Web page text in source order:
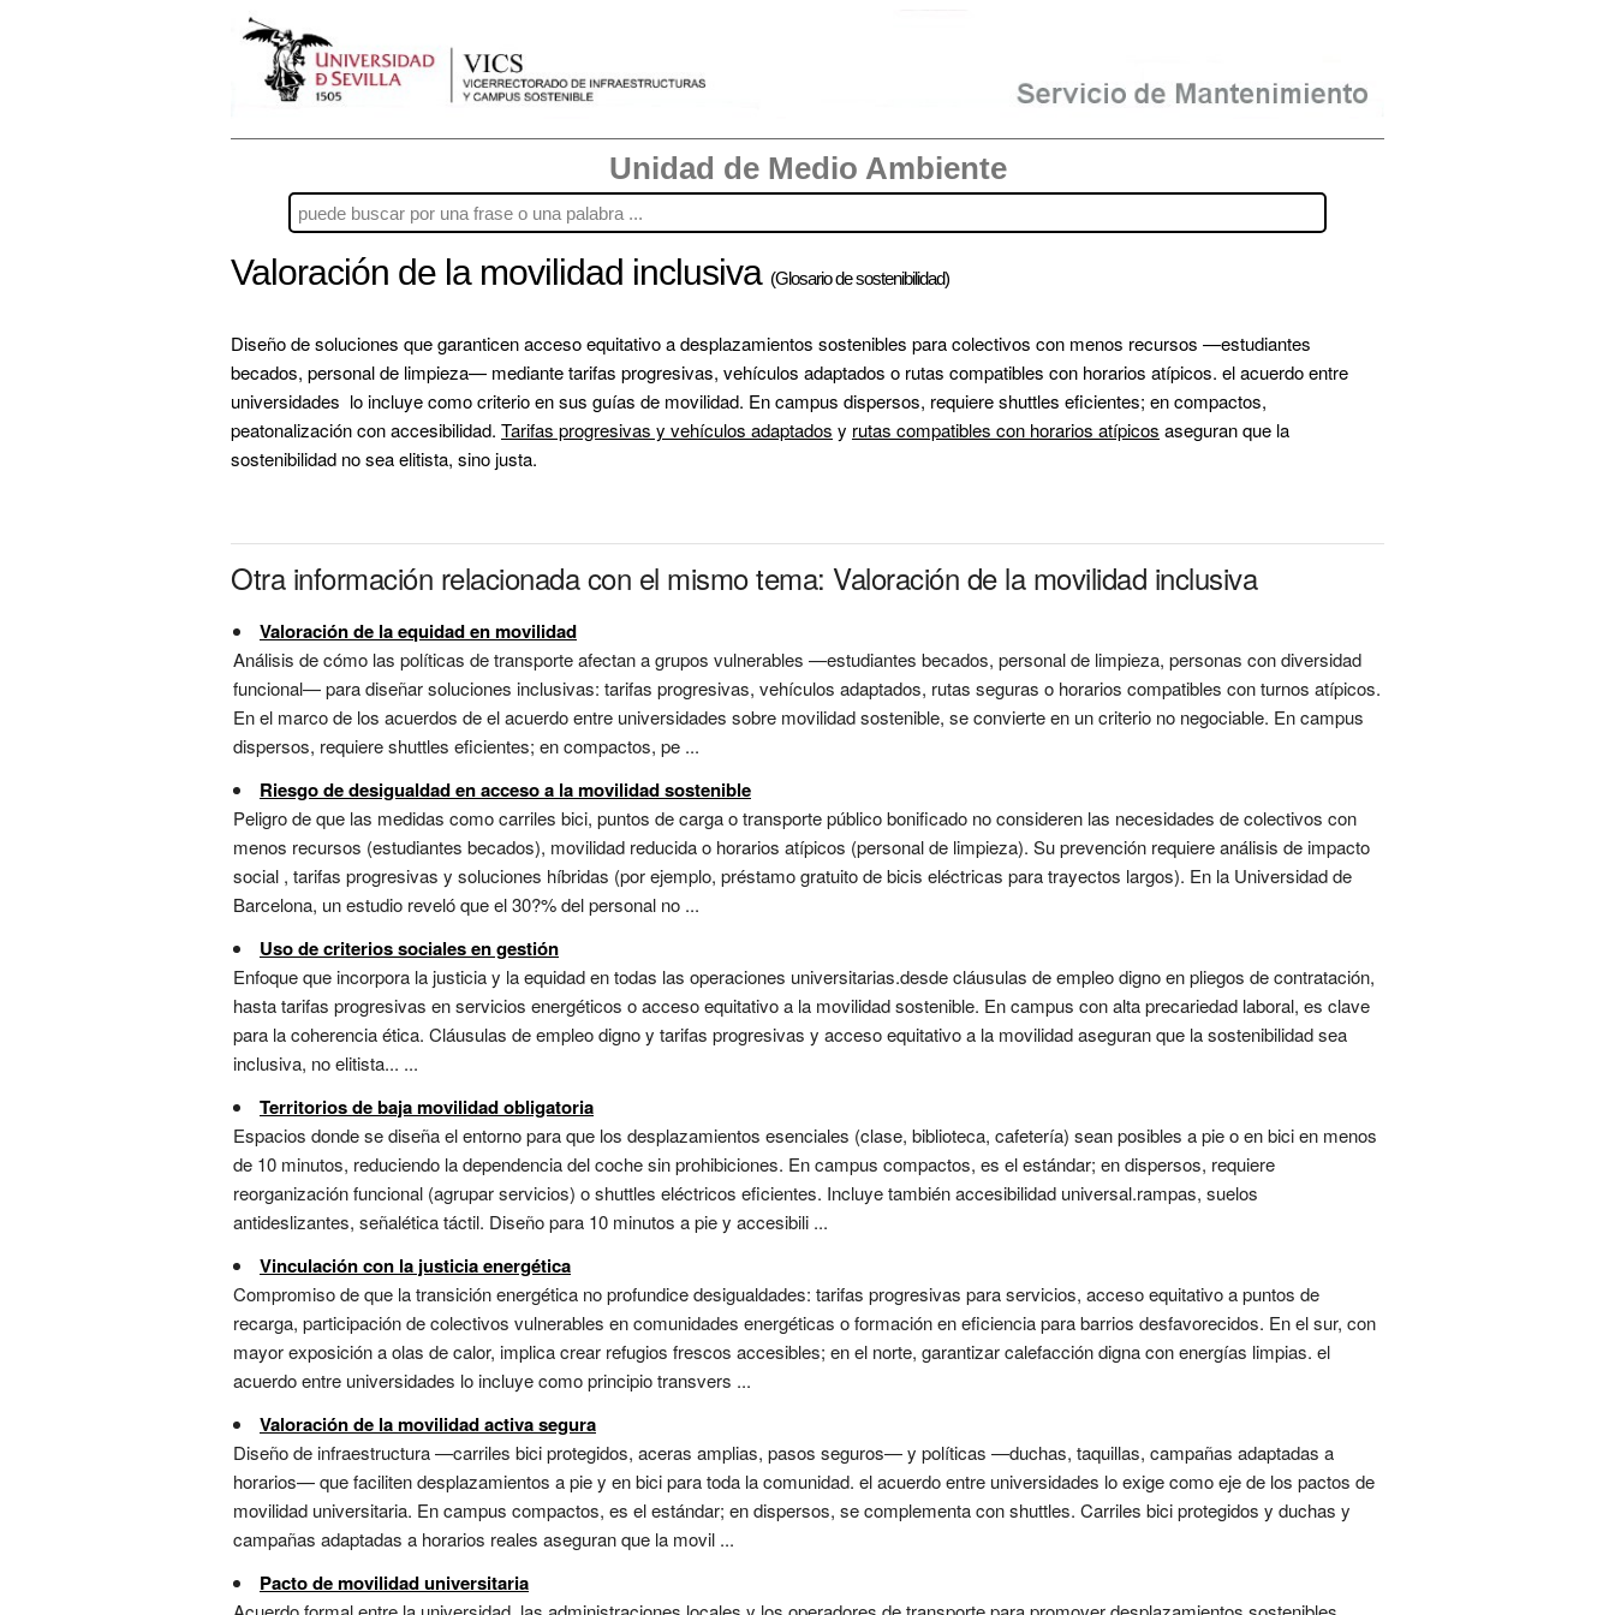
Unidad de Medio Ambiente
Valoración de la movilidad inclusiva (Glosario de sostenibilidad)
Diseño de soluciones que garanticen acceso equitativo a desplazamientos sostenibles para colectivos con menos recursos —estudiantes
becados, personal de limpieza— mediante tarifas progresivas, vehículos adaptados o rutas compatibles con horarios atípicos. el acuerdo entre
universidades  lo incluye como criterio en sus guías de movilidad. En campus dispersos, requiere shuttles eficientes; en compactos,
peatonalización con accesibilidad. Tarifas progresivas y vehículos adaptados y rutas compatibles con horarios atípicos aseguran que la
sostenibilidad no sea elitista, sino justa.
Otra información relacionada con el mismo tema: Valoración de la movilidad inclusiva
Valoración de la equidad en movilidad
Análisis de cómo las políticas de transporte afectan a grupos vulnerables —estudiantes becados, personal de limpieza, personas con diversidad
funcional— para diseñar soluciones inclusivas: tarifas progresivas, vehículos adaptados, rutas seguras o horarios compatibles con turnos atípicos.
En el marco de los acuerdos de el acuerdo entre universidades sobre movilidad sostenible, se convierte en un criterio no negociable. En campus
dispersos, requiere shuttles eficientes; en compactos, pe ...
Riesgo de desigualdad en acceso a la movilidad sostenible
Peligro de que las medidas como carriles bici, puntos de carga o transporte público bonificado no consideren las necesidades de colectivos con
menos recursos (estudiantes becados), movilidad reducida o horarios atípicos (personal de limpieza). Su prevención requiere análisis de impacto
social , tarifas progresivas y soluciones híbridas (por ejemplo, préstamo gratuito de bicis eléctricas para trayectos largos). En la Universidad de
Barcelona, un estudio reveló que el 30?% del personal no ...
Uso de criterios sociales en gestión
Enfoque que incorpora la justicia y la equidad en todas las operaciones universitarias.desde cláusulas de empleo digno en pliegos de contratación,
hasta tarifas progresivas en servicios energéticos o acceso equitativo a la movilidad sostenible. En campus con alta precariedad laboral, es clave
para la coherencia ética. Cláusulas de empleo digno y tarifas progresivas y acceso equitativo a la movilidad aseguran que la sostenibilidad sea
inclusiva, no elitista... ...
Territorios de baja movilidad obligatoria
Espacios donde se diseña el entorno para que los desplazamientos esenciales (clase, biblioteca, cafetería) sean posibles a pie o en bici en menos
de 10 minutos, reduciendo la dependencia del coche sin prohibiciones. En campus compactos, es el estándar; en dispersos, requiere
reorganización funcional (agrupar servicios) o shuttles eléctricos eficientes. Incluye también accesibilidad universal.rampas, suelos
antideslizantes, señalética táctil. Diseño para 10 minutos a pie y accesibili ...
Vinculación con la justicia energética
Compromiso de que la transición energética no profundice desigualdades: tarifas progresivas para servicios, acceso equitativo a puntos de
recarga, participación de colectivos vulnerables en comunidades energéticas o formación en eficiencia para barrios desfavorecidos. En el sur, con
mayor exposición a olas de calor, implica crear refugios frescos accesibles; en el norte, garantizar calefacción digna con energías limpias. el
acuerdo entre universidades lo incluye como principio transvers ...
Valoración de la movilidad activa segura
Diseño de infraestructura —carriles bici protegidos, aceras amplias, pasos seguros— y políticas —duchas, taquillas, campañas adaptadas a
horarios— que faciliten desplazamientos a pie y en bici para toda la comunidad. el acuerdo entre universidades lo exige como eje de los pactos de
movilidad universitaria. En campus compactos, es el estándar; en dispersos, se complementa con shuttles. Carriles bici protegidos y duchas y
campañas adaptadas a horarios reales aseguran que la movil ...
Pacto de movilidad universitaria